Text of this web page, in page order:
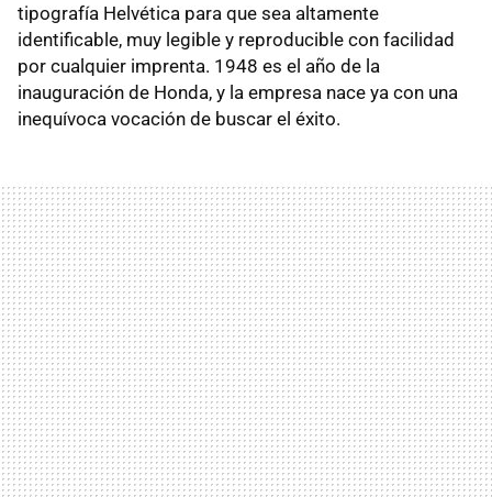
tipografía Helvética para que sea altamente
identificable, muy legible y reproducible con facilidad
por cualquier imprenta. 1948 es el año de la
inauguración de Honda, y la empresa nace ya con una
inequívoca vocación de buscar el éxito.